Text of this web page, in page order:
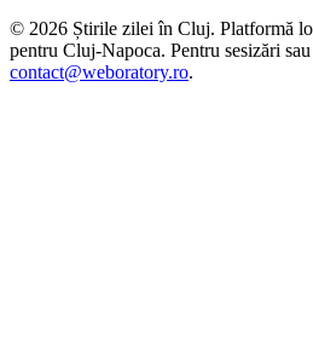
© 2026 Știrile zilei în Cluj. Platformă
pentru Cluj-Napoca. Pentru sesizări
contact@weboratory.ro.